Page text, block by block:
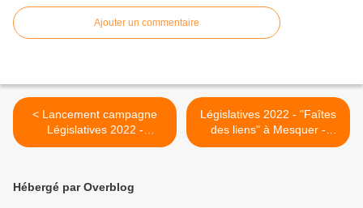
Ajouter un commentaire
< Lancement campagne
Législatives 2022 -
Intervention Véronique
Législatives 2022 - "Faîtes
des liens" à Mesquer -
Samedi 21 mai >
Hébergé par Overblog